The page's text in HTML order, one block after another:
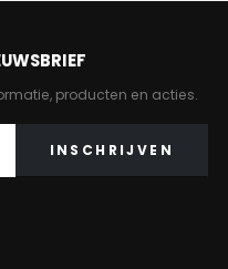
producten en acties.